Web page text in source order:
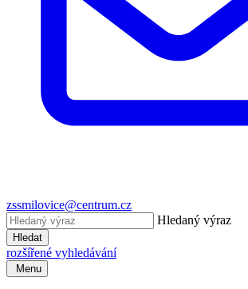
zssmilovice@centrum.cz
Hledaný výraz
Hledat
rozšířené vyhledávání
Menu